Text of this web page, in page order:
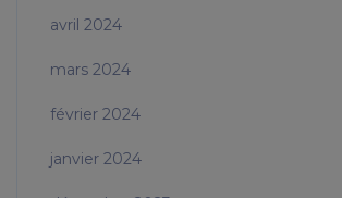
avril 2024
mars 2024
février 2024
janvier 2024